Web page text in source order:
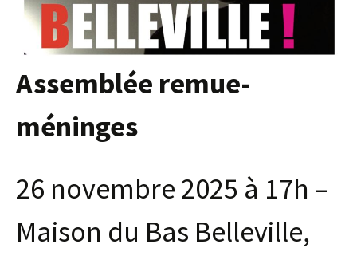
Assemblée remue-
méninges
26 novembre 2025 à 17h –
Maison du Bas Belleville,